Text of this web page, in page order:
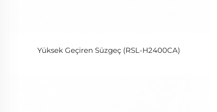
Yüksek Geçiren Süzgeç (RSL-H2400CA)